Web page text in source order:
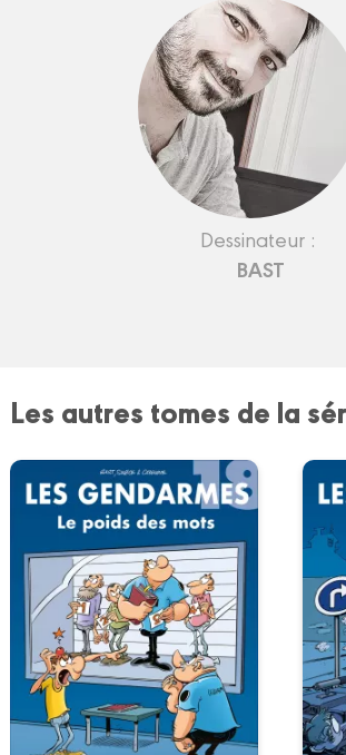
Dessinateur :
BAST
Les autres tomes de la